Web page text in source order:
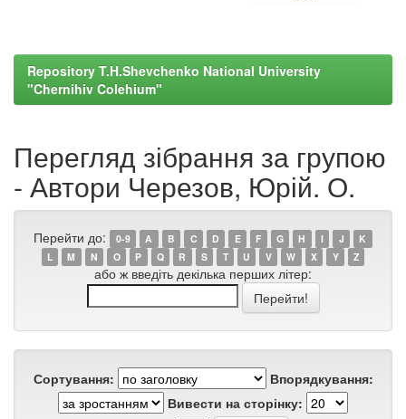
Repository T.H.Shevchenko National University
"Chernihiv Colehium"
Перегляд зібрання за групою
- Автори Черезов, Юрій. О.
Перейти до: 0-9 A B C D E F G H I J
K
L
M N O P Q R S T U V W X Y Z
або ж введіть декілька перших літер:
Сортування:
Впорядкування:
Вивести на сторінку: